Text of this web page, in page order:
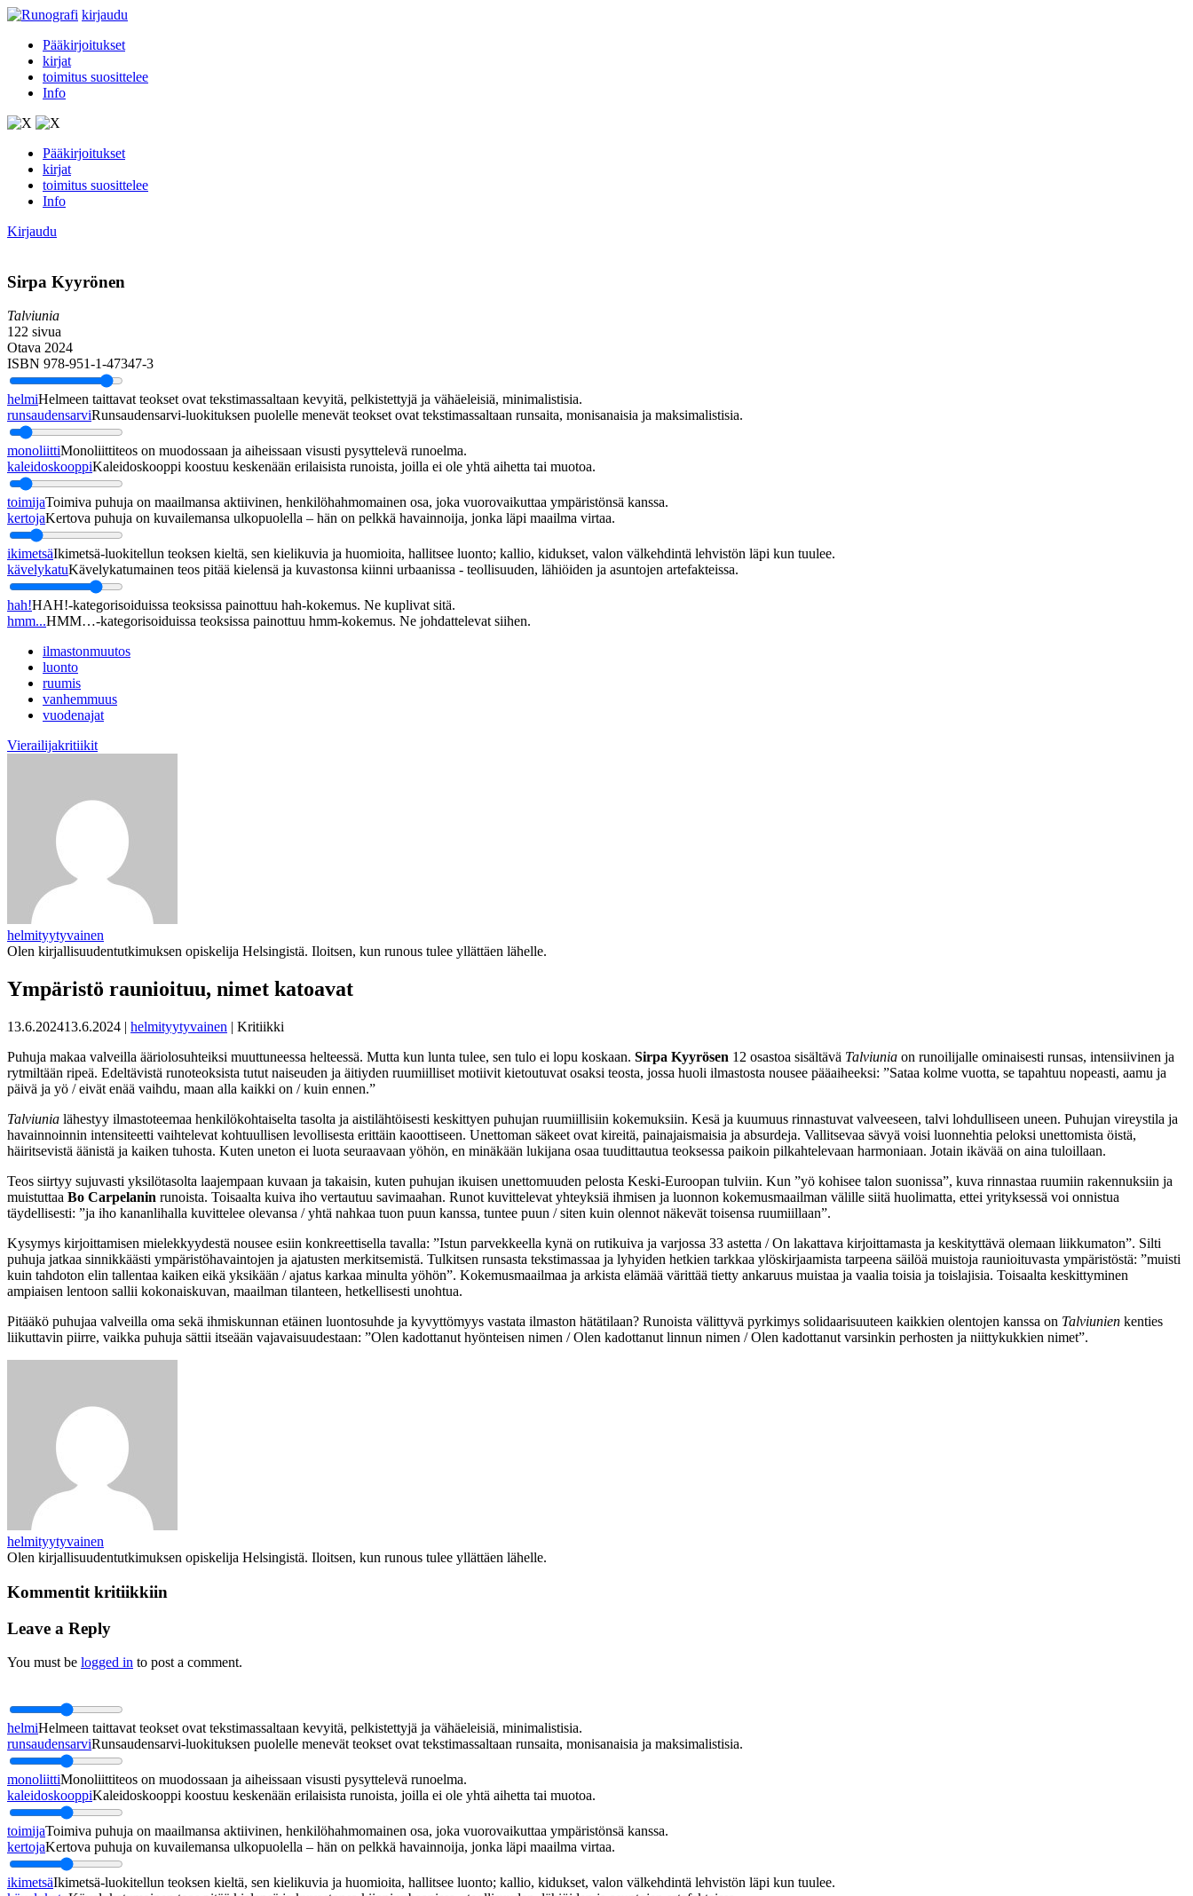
kirjaudu
Pääkirjoitukset
kirjat
toimitus suosittelee
Info
Pääkirjoitukset
kirjat
toimitus suosittelee
Info
Kirjaudu
Sirpa Kyyrönen
Talviunia
122 sivua
Otava 2024
ISBN 978-951-1-47347-3
helmiHelmeen taittavat teokset ovat tekstimassaltaan kevyitä, pelkistettyjä ja vähäeleisiä, minimalistisia.
runsaudensarviRunsaudensarvi-luokituksen puolelle menevät teokset ovat tekstimassaltaan runsaita, monisanaisia ja maksimalistisia.
monoliittiMonoliittiteos on muodossaan ja aiheissaan visusti pysyttelevä runoelma.
kaleidoskooppiKaleidoskooppi koostuu keskenään erilaisista runoista, joilla ei ole yhtä aihetta tai muotoa.
toimijaToimiva puhuja on maailmansa aktiivinen, henkilöhahmomainen osa, joka vuorovaikuttaa ympäristönsä kanssa.
kertojaKertova puhuja on kuvailemansa ulkopuolella – hän on pelkkä havainnoija, jonka läpi maailma virtaa.
ikimetsäIkimetsä-luokitellun teoksen kieltä, sen kielikuvia ja huomioita, hallitsee luonto; kallio, kidukset, valon välkehdintä lehvistön läpi kun tuulee.
kävelykatuKävelykatumainen teos pitää kielensä ja kuvastonsa kiinni urbaanissa - teollisuuden, lähiöiden ja asuntojen artefakteissa.
hah!HAH!-kategorisoiduissa teoksissa painottuu hah-kokemus. Ne kuplivat sitä.
hmm...HMM…-kategorisoiduissa teoksissa painottuu hmm-kokemus. Ne johdattelevat siihen.
ilmastonmuutos
luonto
ruumis
vanhemmuus
vuodenajat
Vierailijakritiikit
helmityytyvainen
Olen kirjallisuudentutkimuksen opiskelija Helsingistä. Iloitsen, kun runous tulee yllättäen lähelle.
Ympäristö raunioituu, nimet katoavat
13.6.202413.6.2024 | helmityytyvainen | Kritiikki
Puhuja makaa valveilla ääriolosuhteiksi muuttuneessa helteessä. Mutta kun lunta tulee, sen tulo ei lopu koskaan. Sirpa Kyyrösen 12 osastoa sisältävä Talviunia on runoilijalle ominaisesti runsas, intensiivinen ja
rytmiltään ripeä. Edeltävistä runoteoksista tutut naiseuden ja äitiyden ruumiilliset motiivit kietoutuvat osaksi teosta, jossa huoli ilmastosta nousee pääaiheeksi: ”Sataa kolme vuotta, se tapahtuu nopeasti, aamu ja
päivä ja yö / eivät enää vaihdu, maan alla kaikki on / kuin ennen.”
Talviunia lähestyy ilmastoteemaa henkilökohtaiselta tasolta ja aistilähtöisesti keskittyen puhujan ruumiillisiin kokemuksiin. Kesä ja kuumuus rinnastuvat valveeseen, talvi lohdulliseen uneen. Puhujan vireystila ja
havainnoinnin intensiteetti vaihtelevat kohtuullisen levollisesta erittäin kaoottiseen. Unettoman säkeet ovat kireitä, painajaismaisia ja absurdeja. Vallitsevaa sävyä voisi luonnehtia peloksi unettomista öistä,
häiritsevistä äänistä ja kaiken tuhosta. Kuten uneton ei luota seuraavaan yöhön, en minäkään lukijana osaa tuudittautua teoksessa paikoin pilkahtelevaan harmoniaan. Jotain ikävää on aina tuloillaan.
Teos siirtyy sujuvasti yksilötasolta laajempaan kuvaan ja takaisin, kuten puhujan ikuisen unettomuuden pelosta Keski-Euroopan tulviin. Kun ”yö kohisee talon suonissa”, kuva rinnastaa ruumiin rakennuksiin ja
muistuttaa Bo Carpelanin runoista. Toisaalta kuiva iho vertautuu savimaahan. Runot kuvittelevat yhteyksiä ihmisen ja luonnon kokemusmaailman välille siitä huolimatta, ettei yrityksessä voi onnistua
täydellisesti: ”ja iho kananlihalla kuvittelee olevansa / yhtä nahkaa tuon puun kanssa, tuntee puun / siten kuin olennot näkevät toisensa ruumiillaan”.
Kysymys kirjoittamisen mielekkyydestä nousee esiin konkreettisella tavalla: ”Istun parvekkeella kynä on rutikuiva ja varjossa 33 astetta / On lakattava kirjoittamasta ja keskityttävä olemaan liikkumaton”. Silti
puhuja jatkaa sinnikkäästi ympäristöhavaintojen ja ajatusten merkitsemistä. Tulkitsen runsasta tekstimassaa ja lyhyiden hetkien tarkkaa ylöskirjaamista tarpeena säilöä muistoja raunioituvasta ympäristöstä: ”muisti
kuin tahdoton elin tallentaa kaiken eikä yksikään / ajatus karkaa minulta yöhön”. Kokemusmaailmaa ja arkista elämää värittää tietty ankaruus muistaa ja vaalia toisia ja toislajisia. Toisaalta keskittyminen
ampiaisen lentoon sallii kokonaiskuvan, maailman tilanteen, hetkellisesti unohtua.
Pitääkö puhujaa valveilla oma sekä ihmiskunnan etäinen luontosuhde ja kyvyttömyys vastata ilmaston hätätilaan? Runoista välittyvä pyrkimys solidaarisuuteen kaikkien olentojen kanssa on Talviunien kenties
liikuttavin piirre, vaikka puhuja sättii itseään vajavaisuudestaan: ”Olen kadottanut hyönteisen nimen / Olen kadottanut linnun nimen / Olen kadottanut varsinkin perhosten ja niittykukkien nimet”.
helmityytyvainen
Olen kirjallisuudentutkimuksen opiskelija Helsingistä. Iloitsen, kun runous tulee yllättäen lähelle.
Kommentit kritiikkiin
Leave a Reply
You must be logged in to post a comment.
helmiHelmeen taittavat teokset ovat tekstimassaltaan kevyitä, pelkistettyjä ja vähäeleisiä, minimalistisia.
runsaudensarviRunsaudensarvi-luokituksen puolelle menevät teokset ovat tekstimassaltaan runsaita, monisanaisia ja maksimalistisia.
monoliittiMonoliittiteos on muodossaan ja aiheissaan visusti pysyttelevä runoelma.
kaleidoskooppiKaleidoskooppi koostuu keskenään erilaisista runoista, joilla ei ole yhtä aihetta tai muotoa.
toimijaToimiva puhuja on maailmansa aktiivinen, henkilöhahmomainen osa, joka vuorovaikuttaa ympäristönsä kanssa.
kertojaKertova puhuja on kuvailemansa ulkopuolella – hän on pelkkä havainnoija, jonka läpi maailma virtaa.
ikimetsäIkimetsä-luokitellun teoksen kieltä, sen kielikuvia ja huomioita, hallitsee luonto; kallio, kidukset, valon välkehdintä lehvistön läpi kun tuulee.